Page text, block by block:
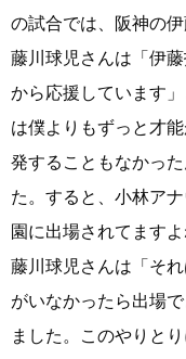
の試合では、阪神の
藤川球児さんは「伊
から応援しています
は僕よりもずっと才
発することもなかっ
た。すると、小林ア
園に出場されてます
藤川球児さんは「そ
がいなかったら出場
ました。このやりと